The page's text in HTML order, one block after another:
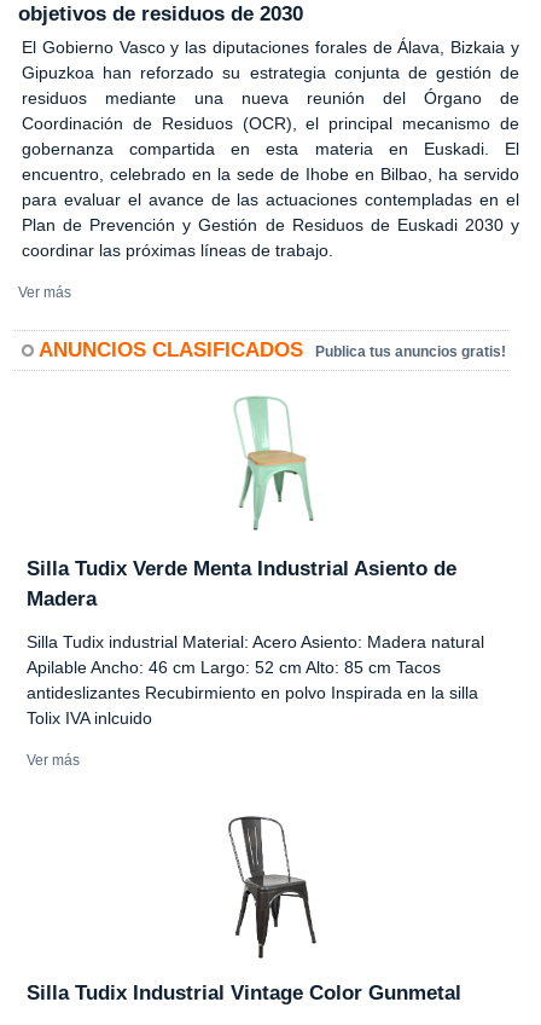
objetivos de residuos de 2030
El Gobierno Vasco y las diputaciones forales de Álava, Bizkaia y
Gipuzkoa han reforzado su estrategia conjunta de gestión de
residuos mediante una nueva reunión del Órgano de
Coordinación de Residuos (OCR), el principal mecanismo de
gobernanza compartida en esta materia en Euskadi. El
encuentro, celebrado en la sede de Ihobe en Bilbao, ha servido
para evaluar el avance de las actuaciones contempladas en el
Plan de Prevención y Gestión de Residuos de Euskadi 2030 y
coordinar las próximas líneas de trabajo.
Ver más
ANUNCIOS CLASIFICADOS Publica tus anuncios gratis!
Silla Tudix Verde Menta Industrial Asiento de
Madera
Silla Tudix industrial Material: Acero Asiento: Madera natural
Apilable Ancho: 46 cm Largo: 52 cm Alto: 85 cm Tacos
antideslizantes Recubirmiento en polvo Inspirada en la silla
Tolix IVA inlcuido
Ver más
Silla Tudix Industrial Vintage Color Gunmetal